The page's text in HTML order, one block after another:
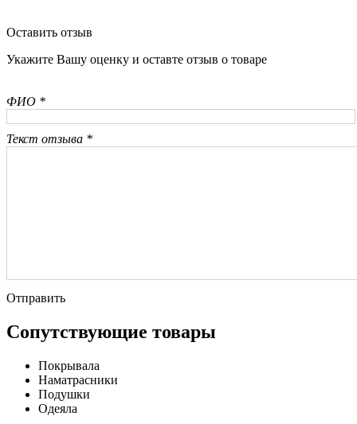
Оставить отзыв
Укажите Вашу оценку и оставте отзыв о товаре
ФИО *
Текст отзыва *
Отправить
Сопутствующие товары
Покрывала
Наматрасники
Подушки
Одеяла